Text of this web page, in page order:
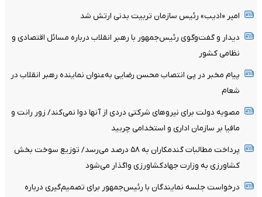
امیر «ادیب» رئیس سازمان تربیت بدنی ارتش شد
دیدار و گفت‌وگوی رئیس‌جمهور با رهبر انقلاب درباره مسائل اقتصادی و
نظامی کشور
پیام مخبر در پی انتصاب محسن رضایی به‌عنوان نماینده رهبر انقلاب در
شعام
مصوبه دولت برای نیروهای شرکتی دردی از آنها دوا نمی‌کند/ زور رانت و
مافیا بر سازمان اداری و استخدامی چربید
پرداخت مطالبات گندمکاران به ۵۸ درصد می‌رسد/ توزیع سوخت بخش
کشاورزی به وزارت جهادکشاورزی واگذار می‌شود
درخواست جلسه نمایندگان با رئیس‌جمهور برای تصمیم‌گیری درباره